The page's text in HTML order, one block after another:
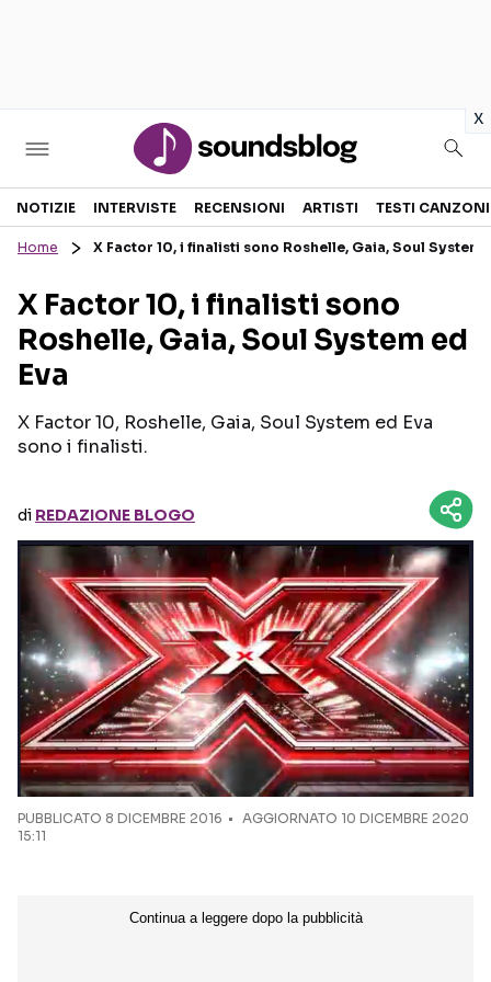
x
Sezioni
RECENSIONI MUSICALI
INTERVISTE
GOSSIP E CURIOSITÀ
TESTI CANZONI
TOUR ED EVENTI
Seguici sui social
NOTIZIE INTERVISTE RECENSIONI ARTISTI TESTI CANZONI
Home X Factor 10, i finalisti sono Roshelle, Gaia, Soul System
X Factor 10, i finalisti sono
Roshelle, Gaia, Soul System ed
Eva
X Factor 10, Roshelle, Gaia, Soul System ed Eva
sono i finalisti.
di REDAZIONE BLOGO
PUBBLICATO 8 DICEMBRE 2016
AGGIORNATO 10 DICEMBRE 2020
15:11